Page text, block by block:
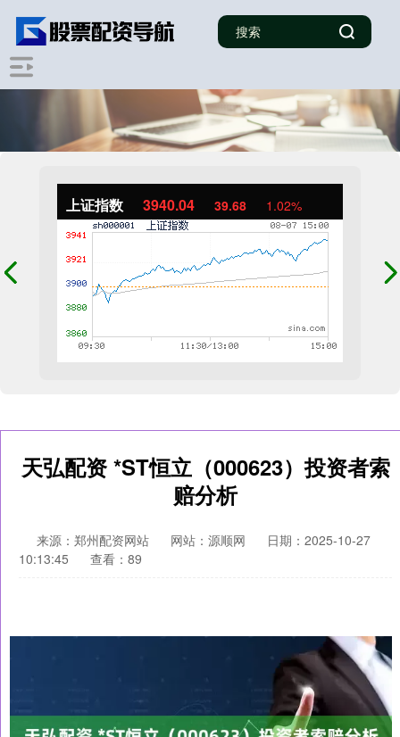
上证指数 3940.04 39.68 1.02%
天弘配资 *ST恒立（000623）投资者索
赔分析
来源：郑州配资网站 网站：源顺网
日期：2025-10-27
10:13:45
查看：89